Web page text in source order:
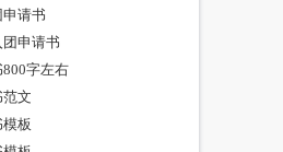
请书
申请书
字左右
文
板